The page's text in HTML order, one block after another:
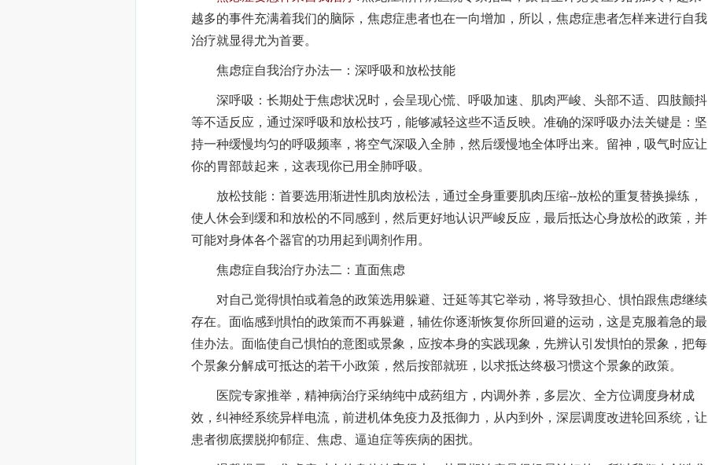
越多的事件充满着我们的脑际，焦虑症患者也在一向增加，所以，焦虑症患者怎样来进行自我
治疗就显得尤为首要。
焦虑症自我治疗办法一：深呼吸和放松技能
深呼吸：长期处于焦虑状况时，会呈现心慌、呼吸加速、肌肉严峻、头部不适、四肢颤抖
等不适反应，通过深呼吸和放松技巧，能够减轻这些不适反映。准确的深呼吸办法关键是：坚
持一种缓慢均匀的呼吸频率，将空气深吸入全肺，然后缓慢地全体呼出来。留神，吸气时应让
你的胃部鼓起来，这表现你已用全肺呼吸。
放松技能：首要选用渐进性肌肉放松法，通过全身重要肌肉压缩--放松的重复替换操练，
使人休会到缓和和放松的不同感到，然后更好地认识严峻反应，最后抵达心身放松的政策，并
可能对身体各个器官的功用起到调剂作用。
焦虑症自我治疗办法二：直面焦虑
对自己觉得惧怕或着急的政策选用躲避、迁延等其它举动，将导致担心、惧怕跟焦虑继续
存在。面临感到惧怕的政策而不再躲避，辅佐你逐渐恢复你所回避的运动，这是克服着急的最
佳办法。面临使自己惧怕的意图或景象，应按本身的实践现象，先辨认引发惧怕的景象，把每
个景象分解成可抵达的若干小政策，然后按部就班，以求抵达终极习惯这个景象的政策。
医院专家推举，精神病治疗采纳纯中成药组方，内调外养，多层次、全方位调度身材成
效，纠神经系统异样电流，前进机体免疫力及抵御力，从内到外，深层调度改进轮回系统，让
患者彻底摆脱抑郁症、焦虑、逼迫症等疾病的困扰。